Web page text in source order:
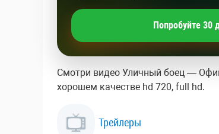
Попробуйте 30
Смотри видео Уличный боец —
хорошем качестве hd 720, full hd.
Трейлеры